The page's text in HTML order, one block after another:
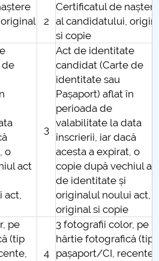
comunitate
2
Certificatul de
al candidatului,
si copie
de
o
act
act,
3
Act de identitate
candidat (Carte de
identitate sau
Pașaport) aflat în
perioada de
valabilitate la data
înscrierii, iar dacă
acesta a expirat, o
copie după vechiul
de identitate și
originalul noului act,
original si copie
pe
(tip
4
3 fotografii color, pe
hârtie fotografică (tip
pașaport/CI, recente,